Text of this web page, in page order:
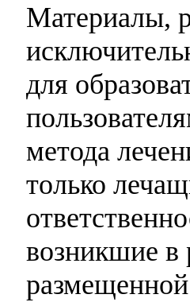
Материалы,
для
метода
только
возникшие в